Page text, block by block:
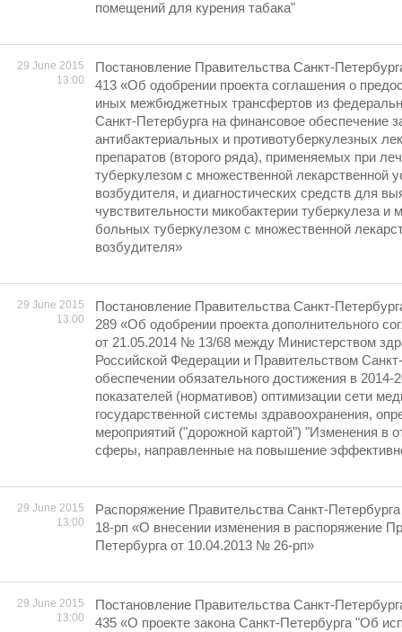
помещений для курения табака"
29 June 2015
13:00
Постановление Правительства Санкт-
413 «Об одобрении проекта соглашения о
иных межбюджетных трансфертов из
Санкт-Петербурга на финансовое обеспечение
антибактериальных и противотуберкулезных
препаратов (второго ряда), применяемых при
туберкулезом с множественной лекарственной
возбудителя, и диагностических средств для
чувствительности микобактерии туберкулеза и
больных туберкулезом с множественной
возбудителя»
29 June 2015
13:00
Постановление Правительства Санкт-
289 «Об одобрении проекта дополнительного
от 21.05.2014 № 13/68 между Министерством
Российской Федерации и Правительством
обеспечении обязательного достижения в 2014-
показателей (нормативов) оптимизации сети
государственной системы здравоохранения,
мероприятий ("дорожной картой") "Изменения в
сферы, направленные на повышение
29 June 2015
13:00
Распоряжение Правительства Санкт-
18-рп «О внесении изменения в распоряжение
Петербурга от 10.04.2013 № 26-рп»
29 June 2015
13:00
Постановление Правительства Санкт-
435 «О проекте закона Санкт-Петербурга "Об